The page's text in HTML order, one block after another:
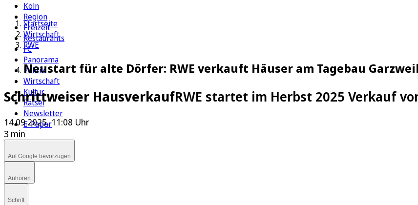
Köln
Region
Freizeit
Restaurants
FC
Panorama
Politik
Wirtschaft
Kultur
Rätsel
Newsletter
E-Paper
Startseite
Wirtschaft
RWE
Neustart für alte Dörfer: RWE verkauft Häuser am Tagebau
Schrittweiser HausverkaufRWE startet im Herbst 2025 Verkauf
14.09.2025, 11:08 Uhr
3 min
Auf Google bevorzugen
Anhören
Schrift